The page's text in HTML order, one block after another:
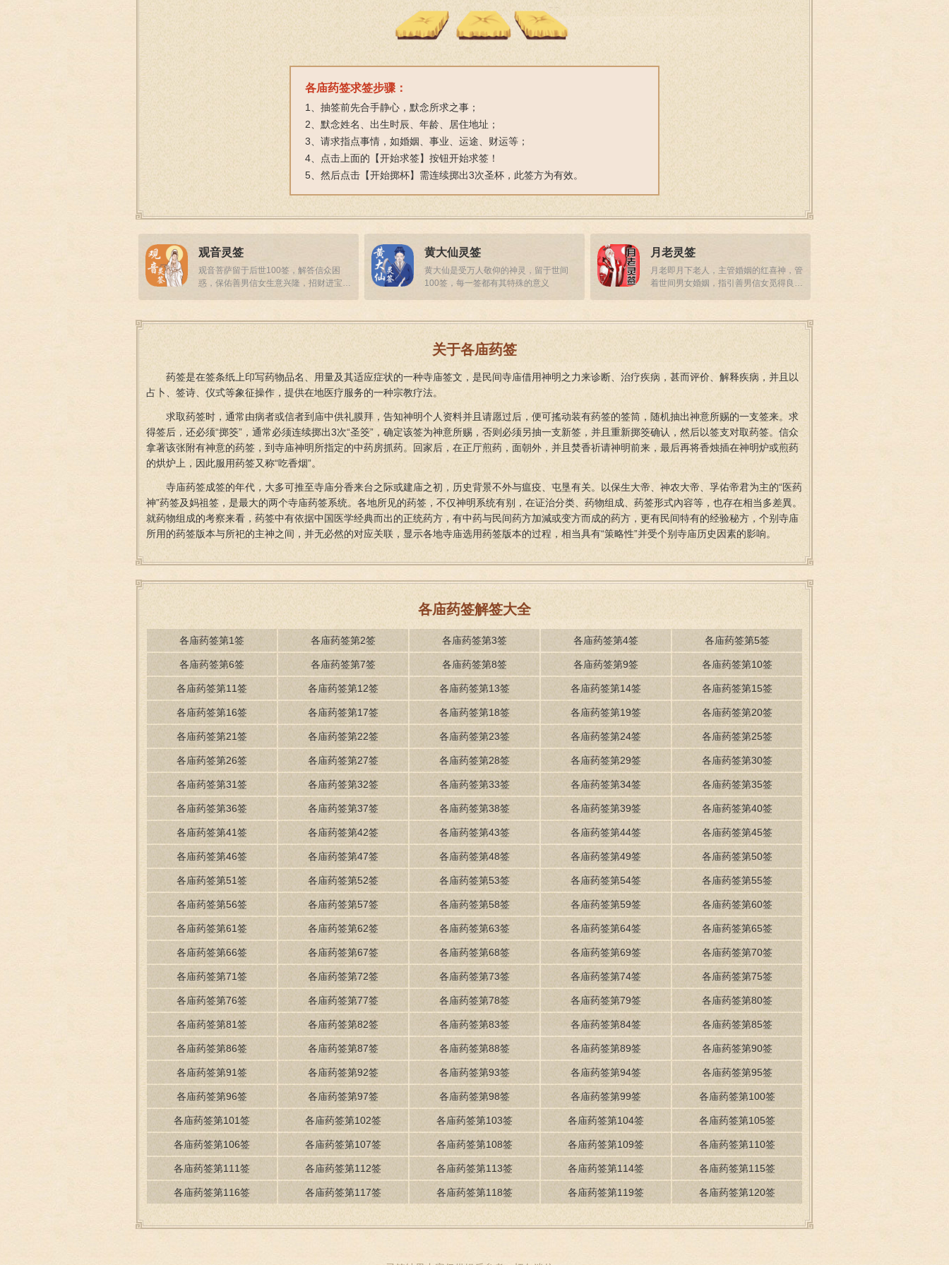
各庙药签求签步骤：
1、抽签前先合手静心，默念所求之事；
2、默念姓名、出生时辰、年龄、居住地址；
3、请求指点事情，如婚姻、事业、运途、财运等；
4、点击上面的【开始求签】按钮开始求签！
5、然后点击【开始掷杯】需连续掷出3次圣杯，此签方为有效。
观音灵签
观音菩萨留于后世100签，解答信众困
惑，保佑善男信女生意兴隆，招财进宝，
黄大仙灵签
黄大仙是受万人敬仰的神灵，留于世间
100签，每一签都有其特殊的意义
月老灵签
月老即月下老人，主管婚姻的红喜神，管
着世间男女婚姻，指引善男信女觅得良
关于各庙药签
药签是在签条纸上印写药物品名、用量及其适应症状的一种寺庙签文，是民间寺庙借用神明之力来诊断、治疗疾病，甚而评价、解释疾病，并且以
占卜、签诗、仪式等象征操作，提供在地医疗服务的一种宗教疗法。
求取药签时，通常由病者或信者到庙中供礼膜拜，告知神明个人资料并且请愿过后，便可搖动装有药签的签筒，随机抽出神意所赐的一支签来。求
得签后，还必须“掷筊”，通常必须连续掷出3次“圣筊”，确定该签为神意所赐，否则必须另抽一支新签，并且重新掷筊确认，然后以签支对取药签。信众
拿著该张附有神意的药签，到寺庙神明所指定的中药房抓药。回家后，在正厅煎药，面朝外，并且焚香祈请神明前来，最后再将香烛插在神明炉或煎药
的烘炉上，因此服用药签又称“吃香烟”。
寺庙药签成签的年代，大多可推至寺庙分香来台之际或建庙之初，历史背景不外与瘟疫、屯垦有关。以保生大帝、神农大帝、孚佑帝君为主的“医药
神”药签及妈祖签，是最大的两个寺庙药签系统。各地所见的药签，不仅神明系统有别，在证治分类、药物组成、药签形式內容等，也存在相当多差異。
就药物组成的考察来看，药签中有依据中国医学经典而出的正统药方，有中药与民间药方加減或变方而成的药方，更有民间特有的经验秘方，个别寺庙
所用的药签版本与所祀的主神之间，并无必然的对应关联，显示各地寺庙选用药签版本的过程，相当具有“策略性”并受个别寺庙历史因素的影响。
各庙药签解签大全
各庙药签第1签 各庙药签第2签 各庙药签第3签 各庙药签第4签 各庙药签第5签
各庙药签第6签 各庙药签第7签 各庙药签第8签 各庙药签第9签 各庙药签第10签
各庙药签第11签 各庙药签第12签 各庙药签第13签 各庙药签第14签 各庙药签第15签
各庙药签第16签 各庙药签第17签 各庙药签第18签 各庙药签第19签 各庙药签第20签
各庙药签第21签 各庙药签第22签 各庙药签第23签 各庙药签第24签 各庙药签第25签
各庙药签第26签 各庙药签第27签 各庙药签第28签 各庙药签第29签 各庙药签第30签
各庙药签第31签 各庙药签第32签 各庙药签第33签 各庙药签第34签 各庙药签第35签
各庙药签第36签 各庙药签第37签 各庙药签第38签 各庙药签第39签 各庙药签第40签
各庙药签第41签 各庙药签第42签 各庙药签第43签 各庙药签第44签 各庙药签第45签
各庙药签第46签 各庙药签第47签 各庙药签第48签 各庙药签第49签 各庙药签第50签
各庙药签第51签 各庙药签第52签 各庙药签第53签 各庙药签第54签 各庙药签第55签
各庙药签第56签 各庙药签第57签 各庙药签第58签 各庙药签第59签 各庙药签第60签
各庙药签第61签 各庙药签第62签 各庙药签第63签 各庙药签第64签 各庙药签第65签
各庙药签第66签 各庙药签第67签 各庙药签第68签 各庙药签第69签 各庙药签第70签
各庙药签第71签 各庙药签第72签 各庙药签第73签 各庙药签第74签 各庙药签第75签
各庙药签第76签 各庙药签第77签 各庙药签第78签 各庙药签第79签 各庙药签第80签
各庙药签第81签 各庙药签第82签 各庙药签第83签 各庙药签第84签 各庙药签第85签
各庙药签第86签 各庙药签第87签 各庙药签第88签 各庙药签第89签 各庙药签第90签
各庙药签第91签 各庙药签第92签 各庙药签第93签 各庙药签第94签 各庙药签第95签
各庙药签第96签 各庙药签第97签 各庙药签第98签 各庙药签第99签 各庙药签第100签
各庙药签第101签 各庙药签第102签 各庙药签第103签 各庙药签第104签 各庙药签第105签
各庙药签第106签 各庙药签第107签 各庙药签第108签 各庙药签第109签 各庙药签第110签
各庙药签第111签 各庙药签第112签 各庙药签第113签 各庙药签第114签 各庙药签第115签
各庙药签第116签 各庙药签第117签 各庙药签第118签 各庙药签第119签 各庙药签第120签